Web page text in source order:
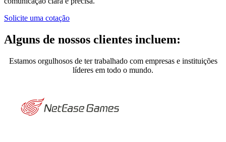
Solicite uma cotação
Alguns de nossos clientes incluem:
Estamos orgulhosos de ter trabalhado com empresas e instituições
líderes em todo o mundo.